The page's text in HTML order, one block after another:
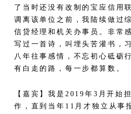
了当时还没有改制的宝应信用
调离该单位之前，我陆续做过
信贷经理和机关办事员。非常
写过一首诗，叫埋头苦灌书，
八年往事感情，不忘初心砥砺
有白走的路，每一步都算数。
【嘉宾】我是2019年3月开始
作，直到当年11月才独立从事